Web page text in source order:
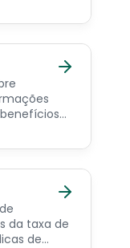
da taxa de
de